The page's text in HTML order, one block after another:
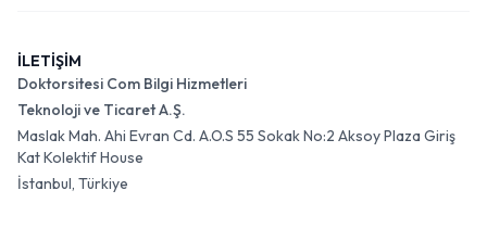
İLETİŞİM
Doktorsitesi Com Bilgi Hizmetleri
Teknoloji ve Ticaret A.Ş.
Maslak Mah. Ahi Evran Cd. A.O.S 55 Sokak No:2 Aksoy Plaza Giriş
Kat Kolektif House
İstanbul, Türkiye